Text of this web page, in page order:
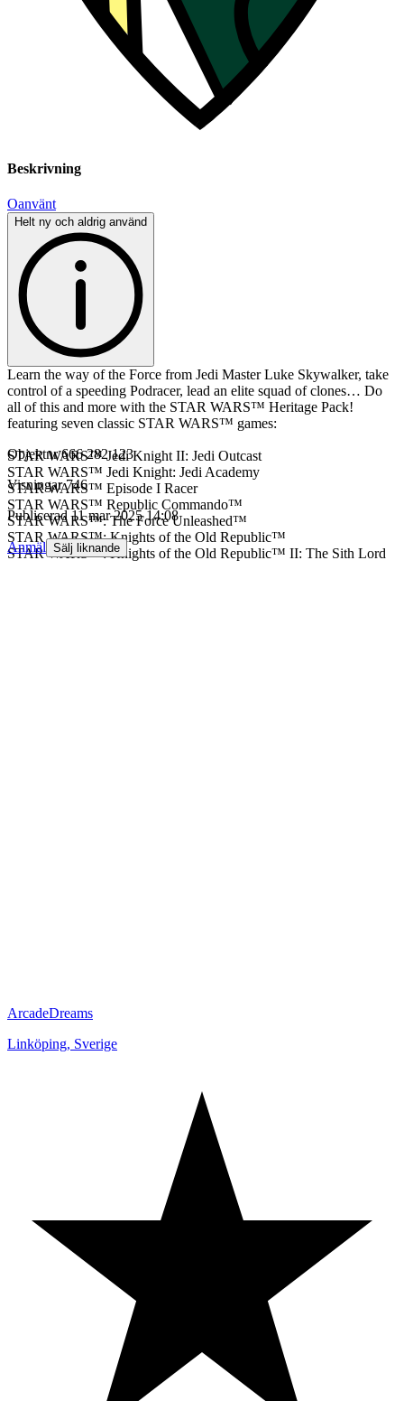
Beskrivning
Oanvänt
Helt ny och aldrig använd
Learn the way of the Force from Jedi Master Luke Skywalker, take
control of a speeding Podracer, lead an elite squad of clones… Do
all of this and more with the STAR WARS™ Heritage Pack!
featuring seven classic STAR WARS™ games:
STAR WARS™ Jedi Knight II: Jedi Outcast
STAR WARS™ Jedi Knight: Jedi Academy
STAR WARS™ Episode I Racer
STAR WARS™ Republic Commando™
STAR WARS™: The Force Unleashed™
STAR WARS™: Knights of the Old Republic™
STAR WARS™: Knights of the Old Republic™ II: The Sith Lord
Objektnr 666 282 123
Visningar 746
Publicerad 11 mar 2025 14:08
Anmäl Sälj liknande
ArcadeDreams
Linköping, Sverige